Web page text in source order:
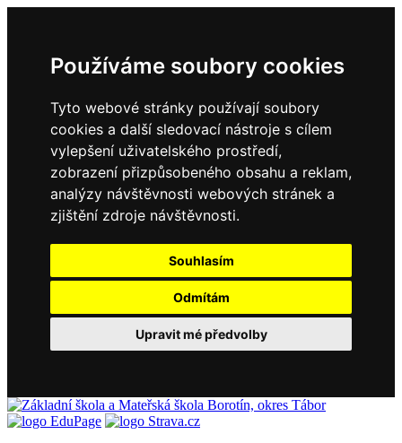
Používáme soubory cookies
Tyto webové stránky používají soubory
cookies a další sledovací nástroje s cílem
vylepšení uživatelského prostředí,
zobrazení přizpůsobeného obsahu a reklam,
analýzy návštěvnosti webových stránek a
zjištění zdroje návštěvnosti.
Souhlasím
Odmítám
Upravit mé předvolby